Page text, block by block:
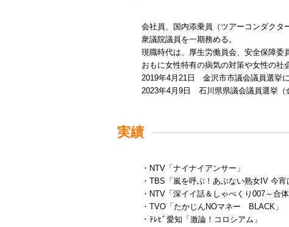
会社員、国内添乗員（ツアーコンダクタ
衆議院議員を一期務める。
現職時代は、厚生労働員会、安全保障委
おもに女性特有の病気の対策や女性の社
2019年4月21日 金沢市市議会議員選挙に
2023年4月9日 石川県県議会議員選挙（
実績
・NTV「ナイナイアンサー」
・TBS「嵐を呼ぶ！あぶない熟女IV 今
・NTV「深イイ話＆しゃべくり007～合体
・TVO「たかじんNOマネー BLACK」
・ﾃﾚﾋﾞ愛知「激論！コロシアム」